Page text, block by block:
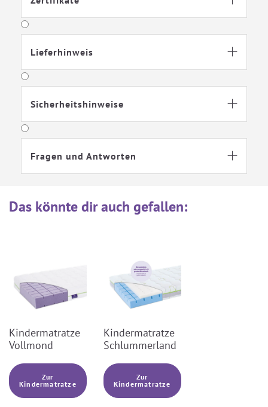
Schontrockner
Textilpflege Bezug teilbar
Lieferhinweis 
Sicherheitshinweise 
Fragen und Antworten 
Das könnte dir auch gefallen:
Kindermatratze
Vollmond
Zur
Kindermatratze
Kindermatratze
Schlummerland
Zur
Kindermatratze